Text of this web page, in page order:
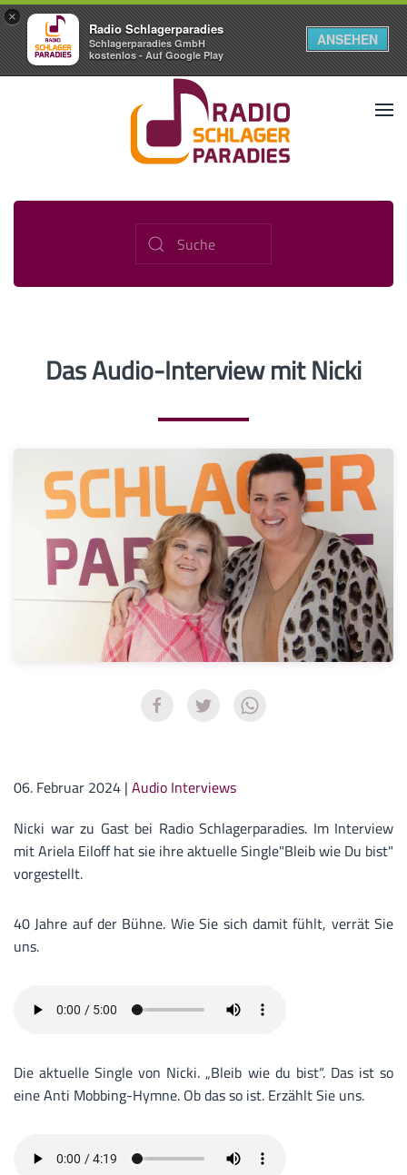
×
Radio Schlagerparadies
Schlagerparadies GmbH
kostenlos - Auf Google Play
ANSEHEN
Das Audio-Interview mit Nicki
06. Februar 2024 | Audio Interviews
Nicki war zu Gast bei Radio Schlagerparadies. Im Interview
mit Ariela Eiloff hat sie ihre aktuelle Single"Bleib wie Du bist"
vorgestellt.
40 Jahre auf der Bühne. Wie Sie sich damit fühlt, verrät Sie
uns.
Die aktuelle Single von Nicki. „Bleib wie du bist“. Das ist so
eine Anti Mobbing-Hymne. Ob das so ist. Erzählt Sie uns.